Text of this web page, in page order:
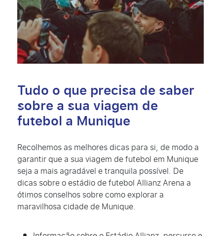
Tudo o que precisa de saber
sobre a sua viagem de
futebol a Munique
Recolhemos as melhores dicas para si, de modo a
garantir que a sua viagem de futebol em Munique
seja a mais agradável e tranquila possível. De
dicas sobre o estádio de futebol Allianz Arena a
ótimos conselhos sobre como explorar a
maravilhosa cidade de Munique.